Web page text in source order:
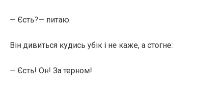
— Єсть?— питаю.
Він дивиться кудись убік і не каже, а стогне:
— Єсть! Он! За терном!